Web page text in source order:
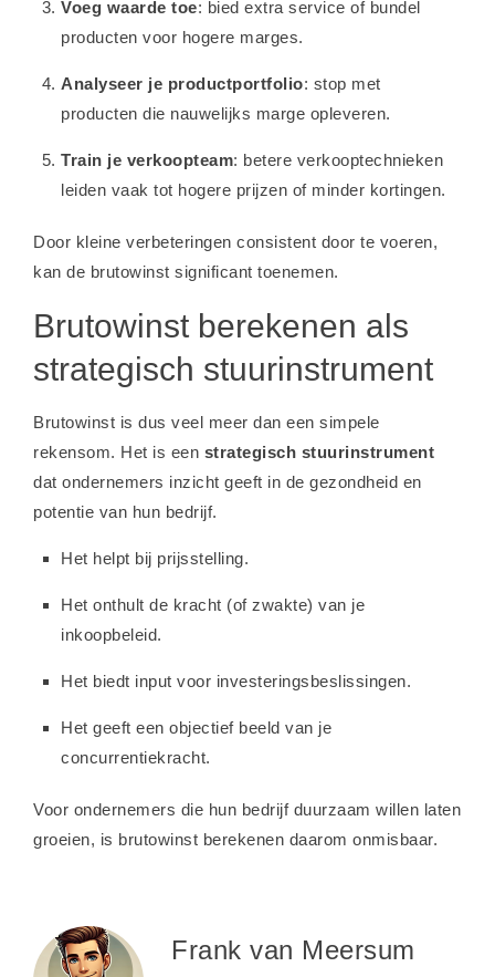
Voeg waarde toe: bied extra service of bundel
producten voor hogere marges.
Analyseer je productportfolio: stop met
producten die nauwelijks marge opleveren.
Train je verkoopteam: betere verkooptechnieken
leiden vaak tot hogere prijzen of minder kortingen.
Door kleine verbeteringen consistent door te voeren,
kan de brutowinst significant toenemen.
Brutowinst berekenen als
strategisch stuurinstrument
Brutowinst is dus veel meer dan een simpele
rekensom. Het is een strategisch stuurinstrument
dat ondernemers inzicht geeft in de gezondheid en
potentie van hun bedrijf.
Het helpt bij prijsstelling.
Het onthult de kracht (of zwakte) van je
inkoopbeleid.
Het biedt input voor investeringsbeslissingen.
Het geeft een objectief beeld van je
concurrentiekracht.
Voor ondernemers die hun bedrijf duurzaam willen laten
groeien, is brutowinst berekenen daarom onmisbaar.
Frank van Meersum